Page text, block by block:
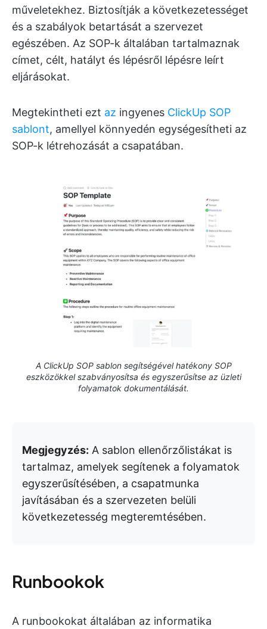
műveletekhez. Biztosítják a következetességet
és a szabályok betartását a szervezet
egészében. Az SOP-k általában tartalmaznak
címet, célt, hatályt és lépésről lépésre leírt
eljárásokat.
Megtekintheti ezt az ingyenes ClickUp SOP
sablont, amellyel könnyedén egységesítheti az
SOP-k létrehozását a csapatában.
A ClickUp SOP sablon segítségével hatékony SOP
eszközökkel szabványosítsa és egyszerűsítse az üzleti
folyamatok dokumentálását.
Megjegyzés: A sablon ellenőrzőlistákat is
tartalmaz, amelyek segítenek a folyamatok
egyszerűsítésében, a csapatmunka
javításában és a szervezeten belüli
következetesség megteremtésében.
Runbookok
A runbookokat általában az informatika